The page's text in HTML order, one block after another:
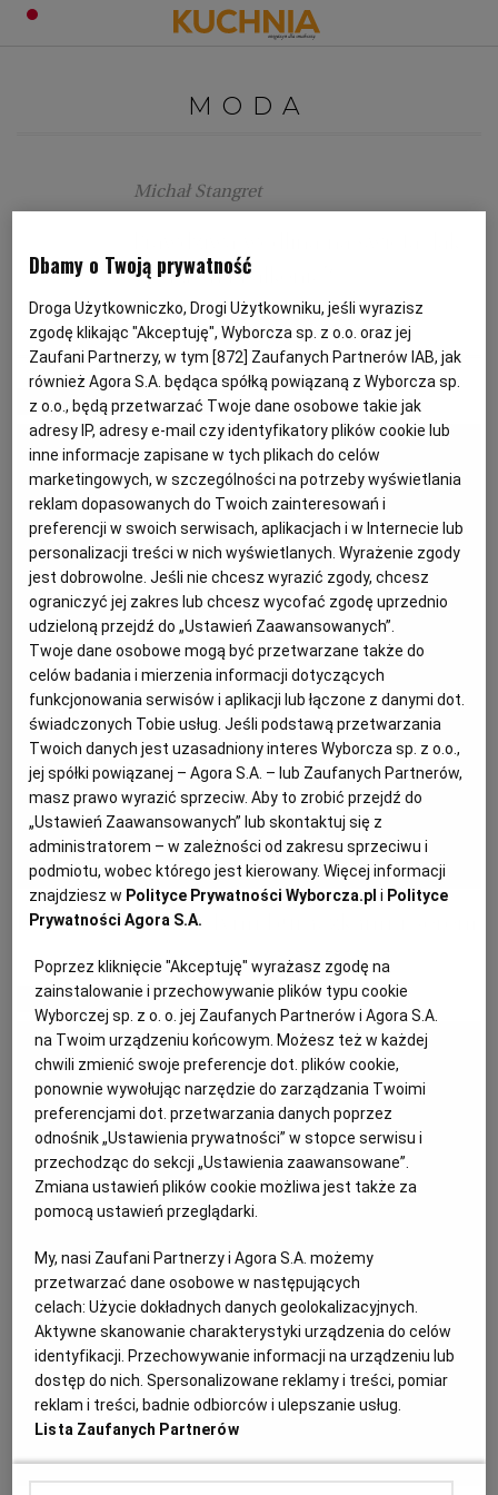
OBIADY
DESERY
ZUPY
CIASTA
NAPOJE
SAŁATKI
MAKARONY
DRÓB
MIĘSA
RYBY
PRZEKĄSKI
DOMOWE PRZETWORY
SOST, DIPY I INNE DODATKI
HALLOWEEN
BOŻE NARODZENIE
KARNAWAŁ
WIELKANOC
WALENTYNKI
DOMOWE PRZYJĘCIE
GRILL
KUCHNIE ŚWIATA
KUCHNIA WŁOSKA
KUCHNIA BRYTYJSKA
KUCHNIA AFRYKAŃSKA
KUCHNIA JAPOŃSKA
KUCHNIA CHIŃSKA
KUCHNIA TAJSKA
KUCHNIA GRECKA
KUCHNIA PORTUGALSKA
KUCHNIA FRANCUSKA
KUCHNIA AMERYKAŃSKA
KUCHNIA POLSKA
KUCHNIA MEKSYKAŃSKA
KUCHNIA INDYJSKA
KUCHNIA HISZPAŃSKA
DANIA SEZONOWE
PORADY
SZKOŁA GOTOWANIA
PORADY
ZAKUPY
SPRZĘT KUCHENNY
ZDROWA DIETA
DIETA
FIT PRZEPISY
WEGE
WEGAN
BEZ GLUTENU
DO POCZYTANIA
PODRÓŻE KULINARNE
HISTORIE KULINARNE
FELIETONY KULINARNE
KSIĄŻKI KULINARNE
SZEF KUCHNI
NASZE SERWISY
SERWISY LOKALNE
BIAŁYSTOK
BIELSKO-BIAŁA
BYDGOSZCZ
CZĘSTOCHOWA
ELBLĄG
GLIWICE
GORZÓW WIELKOPOLSKI
KALISZ
KIELCE
KOSZALIN
KRAKÓW
WYBORCZA.PL
MAGAZYNY
DUŻY FORMAT
WOLNA SOBOTA
ALE HISTORIA
WYBORCZA TV I VOD
TYLKO ZDROWIE
KSIĄŻKI. MAGAZYN DO CZYTANIA
SŁÓWKA. MAGAZYN O JĘZYKU
WYBORCZA CLASSIC
WYBORCZA.BIZ
WYSOKIE OBCASY
BIQDATA
JUTRONAUCI
ARCHIWUM
GAZETA.PL
TOK FM
SPORT.PL
Zaloguj się
MODA
Michał Stangret
wędzić na balkonie?
MICHAŁ STANGRET MODA PORADNIK KONSUMENTA PRZEPISY
MATERIAŁ PROMOCYJNY
Letnia tarta z młodymi buraczkami i serem
MATERIAŁ PROMOCYJNY
Dbamy o Twoją prywatność
Droga Użytkowniczko, Drogi Użytkowniku, jeśli wyrazisz
zgodę klikając "Akceptuję", Wyborcza sp. z o.o. oraz jej
Zaufani Partnerzy, w tym [872] Zaufanych Partnerów IAB, jak
również Agora S.A. będąca spółką powiązaną z Wyborcza sp.
z o.o., będą przetwarzać Twoje dane osobowe takie jak
adresy IP, adresy e-mail czy identyfikatory plików cookie lub
inne informacje zapisane w tych plikach do celów
marketingowych, w szczególności na potrzeby wyświetlania
reklam dopasowanych do Twoich zainteresowań i
preferencji w swoich serwisach, aplikacjach i w Internecie lub
personalizacji treści w nich wyświetlanych. Wyrażenie zgody
jest dobrowolne. Jeśli nie chcesz wyrazić zgody, chcesz
ograniczyć jej zakres lub chcesz wycofać zgodę uprzednio
udzieloną przejdź do „Ustawień Zaawansowanych”.
Twoje dane osobowe mogą być przetwarzane także do
celów badania i mierzenia informacji dotyczących
funkcjonowania serwisów i aplikacji lub łączone z danymi dot.
świadczonych Tobie usług. Jeśli podstawą przetwarzania
Twoich danych jest uzasadniony interes Wyborcza sp. z o.o.,
jej spółki powiązanej – Agora S.A. – lub Zaufanych Partnerów,
masz prawo wyrazić sprzeciw. Aby to zrobić przejdź do
„Ustawień Zaawansowanych” lub skontaktuj się z
administratorem – w zależności od zakresu sprzeciwu i
podmiotu, wobec którego jest kierowany. Więcej informacji
znajdziesz w Polityce Prywatności Wyborcza.pl i Polityce
Prywatności Agora S.A.
Poprzez kliknięcie "Akceptuję" wyrażasz zgodę na
zainstalowanie i przechowywanie plików typu cookie
Wyborczej sp. z o. o. jej Zaufanych Partnerów i Agora S.A.
na Twoim urządzeniu końcowym. Możesz też w każdej
chwili zmienić swoje preferencje dot. plików cookie,
ponownie wywołując narzędzie do zarządzania Twoimi
preferencjami dot. przetwarzania danych poprzez
odnośnik „Ustawienia prywatności” w stopce serwisu i
przechodząc do sekcji „Ustawienia zaawansowane”.
Zmiana ustawień plików cookie możliwa jest także za
pomocą ustawień przeglądarki.
My, nasi Zaufani Partnerzy i Agora S.A. możemy
przetwarzać dane osobowe w następujących
celach:Użycie dokładnych danych geolokalizacyjnych.
Aktywne skanowanie charakterystyki urządzenia do celów
identyfikacji. Przechowywanie informacji na urządzeniu lub
dostęp do nich. Spersonalizowane reklamy i treści, pomiar
reklam i treści, badnie odbiorców i ulepszanie usług.
Lista Zaufanych Partnerów